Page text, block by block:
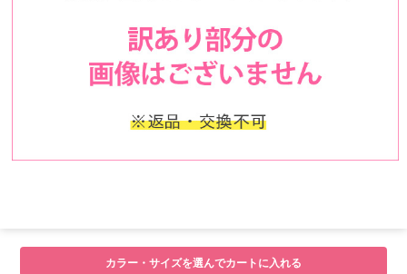
カラー・サイズを選んでカートに入れる